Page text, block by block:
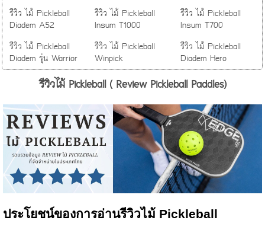
รีวิว ไม้ Pickleball
Diadem A52
รีวิว ไม้ Pickleball
Insum T1000
รีวิว ไม้ Pickleball
Insum T700
รีวิว ไม้ Pickleball
Diadem รุ่น Warrior
รีวิว ไม้ Pickleball
Winpick
รีวิว ไม้ Pickleball
Diadem Hero
รีวิวไม้ Pickleball ( Review Pickleball Paddles)
ประโยชน์ของการอ่านรีวิวไม้ Pickleball